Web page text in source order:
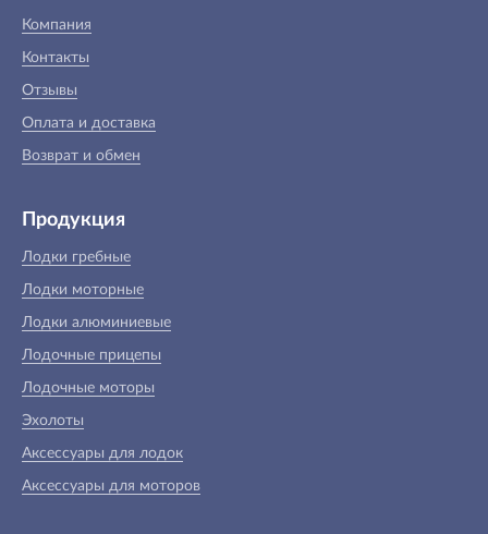
Компания
Контакты
Отзывы
Оплата и доставка
Возврат и обмен
Продукция
Лодки гребные
Лодки моторные
Лодки алюминиевые
Лодочные прицепы
Лодочные моторы
Эхолоты
Аксессуары для лодок
Аксессуары для моторов